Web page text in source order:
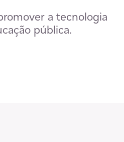
a tecnologia
pública.